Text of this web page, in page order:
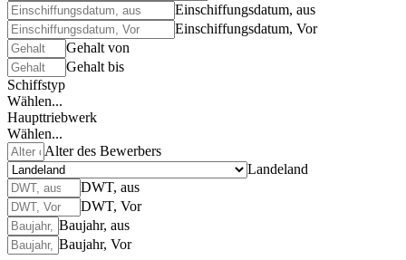
Einschiffungsdatum, aus
Einschiffungsdatum, Vor
Gehalt von
Gehalt bis
Schiffstyp
Wählen...
Haupttriebwerk
Wählen...
Alter des Bewerbers
Landeland
DWT, aus
DWT, Vor
Baujahr, aus
Baujahr, Vor